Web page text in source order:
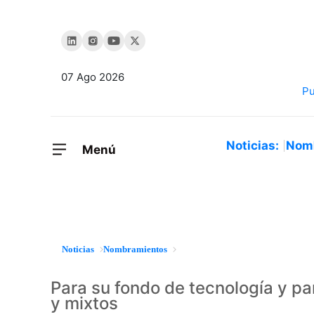
07 Ago 2026
Menú Noticias:
Noticias Nombramientos
Para su fondo de tecnología y
y mixtos